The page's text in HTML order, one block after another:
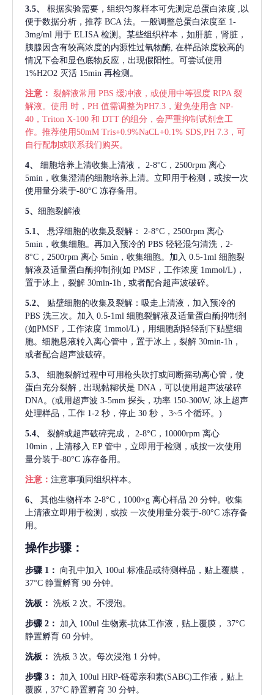
3.5、 根据实验需要，组织匀浆样本可先测定总蛋白浓度
,以
便于数据分析，推荐 BCA 法。一般调整总蛋白浓度至 1-
3mg/ml 用于 ELISA 检测。某些组织样本，如肝脏，肾脏，
胰腺因含有较高浓度的内源性过氧物酶, 在样品浓度较高的
情况下会和显色底物反应，出现假阳性。可尝试使用
1%H2O2 灭活 15min 再检测。
注意： 裂解液常用 PBS 缓冲液，或使用中等强度 RIPA 裂
解液。使用 时，PH 值需调整为PH7.3，避免使用含 NP-
40，Triton X-100 和 DTT 的组分，会严重抑制试剂盒工
作。推荐使用50mM Tris+0.9%NaCL+0.1% SDS,PH 7.3，可
自行配制或联系我们购买。
4、 细胞培养上清收集上清液，
2-8°C，2500rpm 离心
5min，收集澄清的细胞培养上清。立即用于检测，或按一次
使用量分装于-80°C 冻存备用。
5、 细胞裂解液
5.1、 悬浮细胞的收集及裂解：
2-8°C，2500rpm 离心
5min，收集细胞。再加入预冷的 PBS 轻轻混匀清洗，2-
8°C，2500rpm 离心 5min，收集细胞。加入 0.5-1ml 细胞裂
解液及适量蛋白酶抑制剂(如 PMSF，工作浓度 1mmol/L)，
置于冰上，裂解 30min-1h , 或者配合超声波破碎。
5.2、
贴壁细胞的收集及裂解：吸走上清液，加入预冷的
PBS 洗三次。加入 0.5-1ml 细胞裂解液及适量蛋白酶抑制剂
(如PMSF，工作浓度 1mmol/L)，用细胞刮轻轻刮下贴壁细
胞。细胞悬液转入离心管中，置于冰上，裂解 30min-1h，
或者配合超声波破碎。
5.3、
细胞裂解过程中可用枪头吹打或间断摇动离心管，使
蛋白充分裂解
, 出现黏糊状是 DNA，可以使用超声波破碎
DNA。(或用超声波 3-5mm 探头，功率 150-300W, 冰上超声
处理样品，工作 1-2 秒，停止 30 秒， 3~5 个循环。)
5.4、 裂解或超声破碎完成，
2-8°C，10000rpm 离心
10min，上清移入 EP 管中，立即用于检测，或按一次使用
量分装于-80°C 冻存备用。
注意： 注意事项同组织样本。
6、 其他生物样本 2-8°C，1000×g 离心样品 20 分钟。收集
上清液立即用于检测，或按 一次使用量分装于-80°C 冻存备
用。
操作步骤：
步骤 1： 向孔中加入 100ul 标准品或待测样品，贴上覆膜，
37°C 静置孵育 90 分钟。
洗板： 洗板 2 次。不浸泡。
步骤 2： 加入 100ul 生物素-抗体工作液，贴上覆膜， 37°C
静置孵育 60 分钟。
洗板： 洗板 3 次。每次浸泡 1 分钟。
步骤 3： 加入 100ul HRP-链霉亲和素(SABC)工作液，贴上
覆膜，37°C 静置孵育 30 分钟。